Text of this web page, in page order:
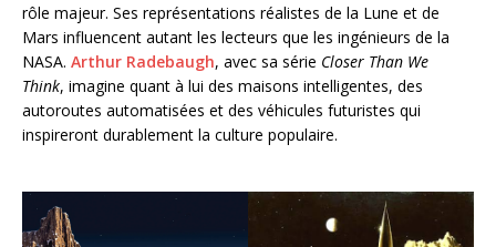
rôle majeur. Ses représentations réalistes de la Lune et de
Mars influencent autant les lecteurs que les ingénieurs de la
NASA. Arthur Radebaugh, avec sa série Closer Than We
Think, imagine quant à lui des maisons intelligentes, des
autoroutes automatisées et des véhicules futuristes qui
inspireront durablement la culture populaire.